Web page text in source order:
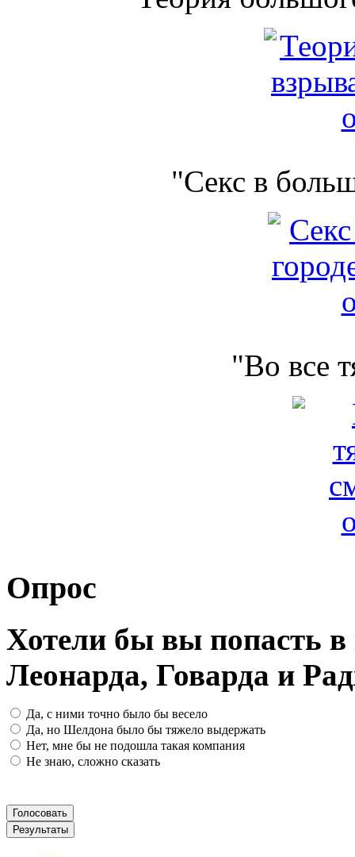
"Секс в
"Во все
Опрос
Хотели бы вы попасть
Леонарда, Говарда и
Да, с ними точно было бы весело
Да, но Шелдона было бы тяжело выдержать
Нет, мне бы не подошла такая компания
Не знаю, сложно сказать